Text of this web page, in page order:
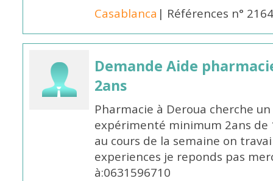
Casablanca | Références n°
Demande Aide
2ans
Pharmacie à Deroua cherche
expérimenté minimum 2ans
au cours de la semaine on
experiences je reponds pas
à:0631596710